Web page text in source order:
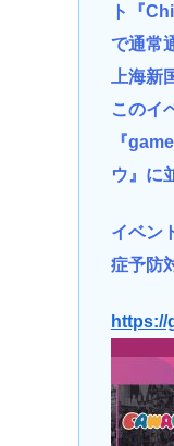
ト『
で通常
上海
このイ
『
ウ』に
イベン
症予防
https://